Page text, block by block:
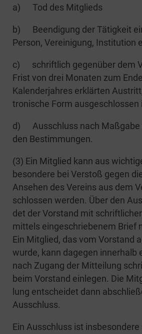
a) Tod des Mitglieds
b) Been­di­gung der Tätig­keit
Per­son, Ver­ei­ni­gung, Insti­tu­ti­on
c) schrift­lich gegen­über dem
Frist von drei Mona­ten zum
Kalen­der­jah­res erklär­ten
tro­ni­sche Form aus­ge­schlos­sen
d) Aus­schluss nach Maß­ga­be
den Bestimmungen.
(3) Ein Mit­glied kann aus
be­son­de­re bei Ver­stoß gegen
Anse­hen des Ver­eins aus dem
schlos­sen wer­den. Über den
det der Vor­stand mit
mit­tels ein­ge­schrie­be­nem Brief
Ein Mit­glied, das vom Vor­stand
wur­de, kann dage­gen inner­halb
nach Zugang der Mit­tei­lung
beim Vor­stand ein­le­gen. Die
lung ent­schei­det dann
Ausschluss.
Ein Aus­schluss ist ins­be­son­de­re